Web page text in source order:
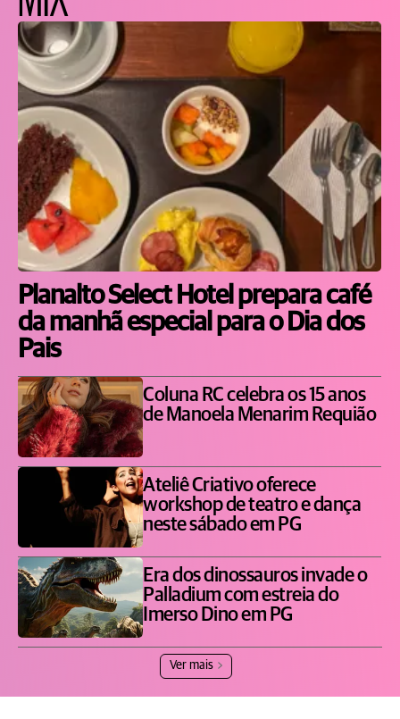
Planalto Select Hotel prepara café
da manhã especial para o Dia dos
Pais
Coluna RC celebra os 15 anos
de Manoela Menarim Requião
Ateliê Criativo oferece
workshop de teatro e dança
neste sábado em PG
Era dos dinossauros invade o
Palladium com estreia do
Imerso Dino em PG
Ver mais